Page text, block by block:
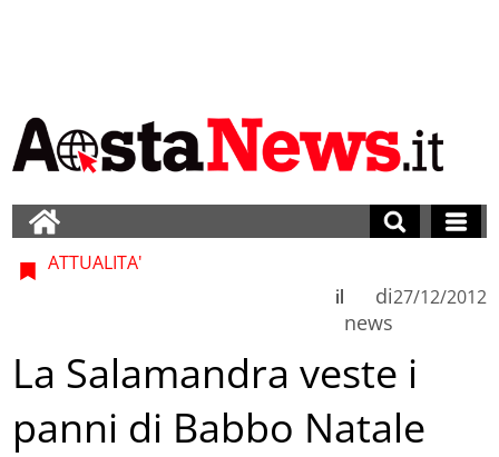
ATTUALITA'
di
news
il 27/12/2012
La Salamandra veste i
panni di Babbo Natale